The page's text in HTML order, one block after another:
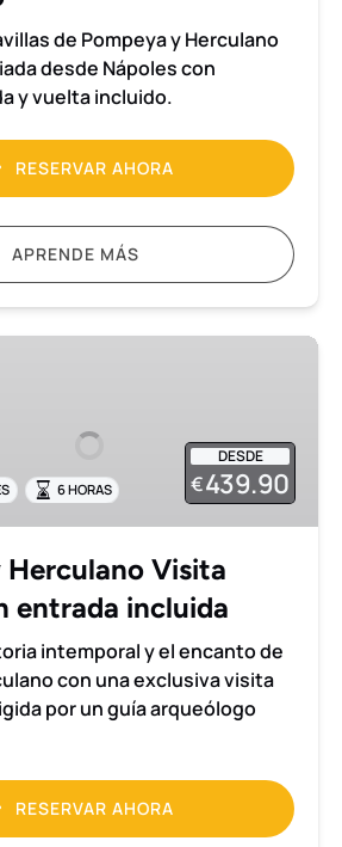
de Pompeya y Herculano
desde Nápoles con
y vuelta incluido.
RESERVAR AHORA
APRENDE MÁS
DESDE
€439.90
6 HORAS
Herculano Visita
entrada incluida
intemporal y el encanto de
con una exclusiva visita
por un guía arqueólogo
RESERVAR AHORA